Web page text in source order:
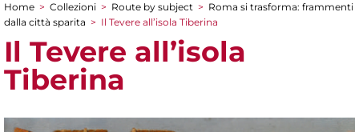
You are here
Home > Collezioni > Route by subject > Roma si trasforma: frammenti
dalla città sparita > Il Tevere all’isola Tiberina
Il Tevere all’isola
Tiberina